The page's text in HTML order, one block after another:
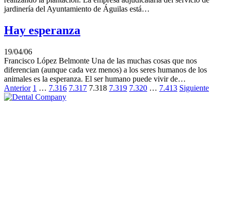
jardinería del Ayuntamiento de Águilas está…
Hay esperanza
19/04/06
Francisco López Belmonte Una de las muchas cosas que nos
diferencian (aunque cada vez menos) a los seres humanos de los
animales es la esperanza. El ser humano puede vivir de…
Anterior 1 … 7.316 7.317 7.318 7.319 7.320 … 7.413 Siguiente